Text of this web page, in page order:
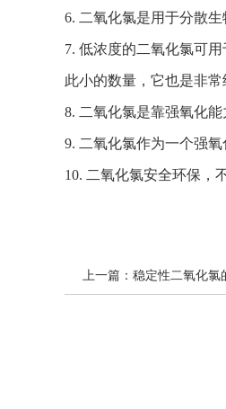
6. 二氧化氯是用于分散
7. 低浓度的二氧化氯可
此小的数量，它也是非常
8. 二氧化氯是靠强氧化
9. 二氧化氯作为一个强
10. 二氧化氯安全环保，
上一篇： 稳定性二氧化氯